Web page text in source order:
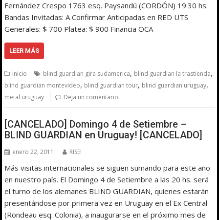
Fernández Crespo 1763 esq. Paysandú (CORDÓN) 19:30 hs.
Bandas Invitadas: A Confirmar Anticipadas en RED UTS
Generales: $ 700 Platea: $ 900 Financia OCA
LEER MÁS
Inicio blind guardian gira sudamerica, blind guardian la trastienda,
blind guardian montevideo, blind guardian tour, blind guardian uruguay,
metal uruguay Deja un comentario
[CANCELADO] Domingo 4 de Setiembre –
BLIND GUARDIAN en Uruguay! [CANCELADO]
enero 22, 2011 RISE!
Más visitas internacionales se siguen sumando para este año
en nuestro país. El Domingo 4 de Setiembre a las 20 hs. será
el turno de los alemanes BLIND GUARDIAN, quienes estarán
presentándose por primera vez en Uruguay en el Ex Central
(Rondeau esq. Colonia), a inaugurarse en el próximo mes de